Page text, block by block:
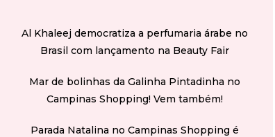
Al Khaleej democratiza a perfumaria árabe no
Brasil com lançamento na Beauty Fair
Mar de bolinhas da Galinha Pintadinha no
Campinas Shopping! Vem também!
Parada Natalina no Campinas Shopping é